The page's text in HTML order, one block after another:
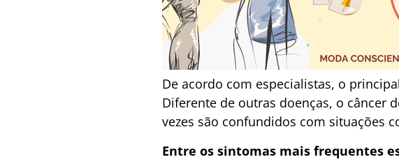
De acordo com especialistas, o
Diferente de outras doenças, o câncer
vezes são confundidos com situações
Entre os sintomas mais frequentes